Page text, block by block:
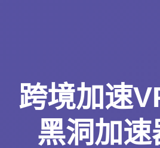
跨境加速
黑洞加